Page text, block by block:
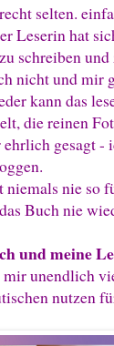
selten.
Leserin hat
schreiben und
nicht und mir
kann das
die reinen
gesagt -
niemals nie so
Buch nie
und meine
unendlich
nutzen